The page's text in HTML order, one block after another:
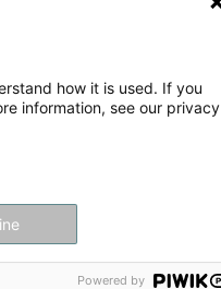
how it is used. If you
information, see our privacy
Powered by